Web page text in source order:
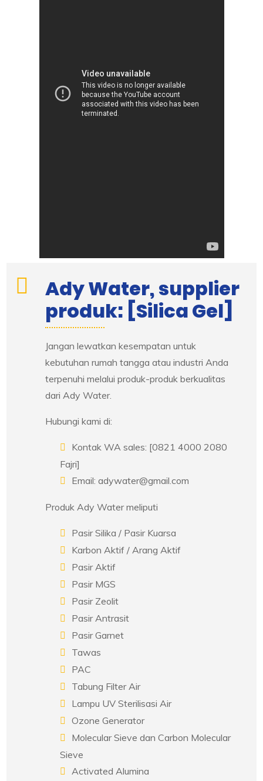
Ady Water, supplier
produk: [Silica Gel]
Jangan lewatkan kesempatan untuk
kebutuhan rumah tangga atau industri Anda
terpenuhi melalui produk-produk berkualitas
dari Ady Water.
Hubungi kami di:
Kontak WA sales: [0821 4000 2080
Fajri]
Email: adywater@gmail.com
Produk Ady Water meliputi
Pasir Silika / Pasir Kuarsa
Karbon Aktif / Arang Aktif
Pasir Aktif
Pasir MGS
Pasir Zeolit
Pasir Antrasit
Pasir Garnet
Tawas
PAC
Tabung Filter Air
Lampu UV Sterilisasi Air
Ozone Generator
Molecular Sieve dan Carbon Molecular
Sieve
Activated Alumina